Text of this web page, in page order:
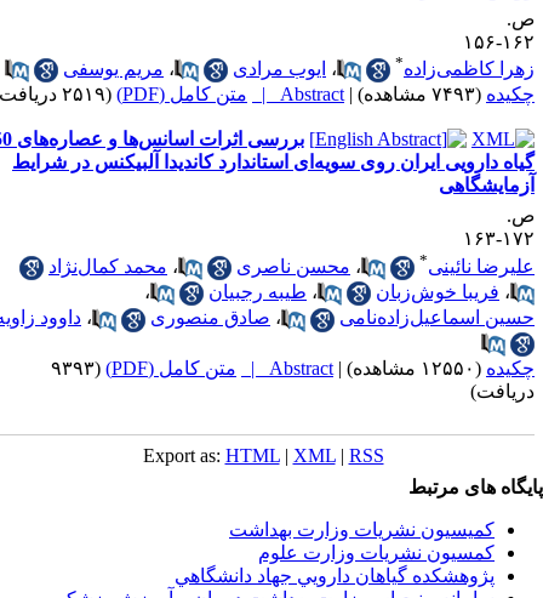
کاظمی‌زاده * ،ایوب مرادی ،مریم یوسفی
(۷۴۹۳ مشاهده) |
Abstract | متن کامل (PDF) (۲۵۱۹ دریافت)
بررسی اثرات اسانس‌ها و عصاره‌های 50
دارویی ایران روی سویه‌ای استاندارد کاندیدا آلبیکنس در شرایط
نائینی
،محسن ناصری ،محمد کمال‌نژاد
،فریبا خوش‌زبان ،طیبه رجبیان
،
اسماعیل‌زاده‌نامی
،صادق منصوری ،داوود زاویه
(۱۲۵۵۰ مشاهده) |
Abstract | متن کامل (PDF)
(۹۳۹۳
Export as:HTML|XML|RSS
های مرتبط
کمیسیون نشریات وزارت بهداشت
کمسیون نشریات وزارت علوم
پژوهشكده گياهان دارويي جهاد دانشگاهي